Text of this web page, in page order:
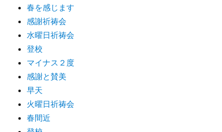
春を感じます
感謝祈祷会
水曜日祈祷会
登校
マイナス２度
感謝と賛美
早天
火曜日祈祷会
春間近